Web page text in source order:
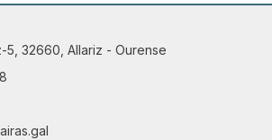
5, 32660, Allariz - Ourense